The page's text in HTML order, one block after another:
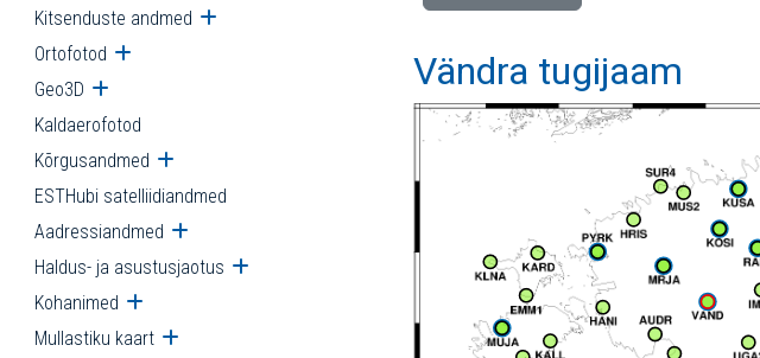
Kitsenduste andmed Ava alammenüü
Ortofotod Ava alammenüü
Geo3D Ava alammenüü
Kaldaerofotod
Kõrgusandmed Ava alammenüü
ESTHubi satelliidiandmed
Aadressiandmed Ava alammenüü
Haldus- ja asustusjaotus Ava alammenüü
Kohanimed Ava alammenüü
Mullastiku kaart Ava alammenüü
Vändra tugijaam